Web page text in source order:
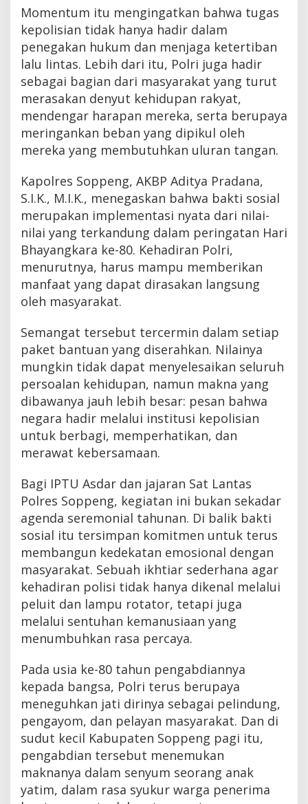
Momentum itu mengingatkan bahwa tugas
kepolisian tidak hanya hadir dalam
penegakan hukum dan menjaga ketertiban
lalu lintas. Lebih dari itu, Polri juga hadir
sebagai bagian dari masyarakat yang turut
merasakan denyut kehidupan rakyat,
mendengar harapan mereka, serta berupaya
meringankan beban yang dipikul oleh
mereka yang membutuhkan uluran tangan.
Kapolres Soppeng, AKBP Aditya Pradana,
S.I.K., M.I.K., menegaskan bahwa bakti sosial
merupakan implementasi nyata dari nilai-
nilai yang terkandung dalam peringatan Hari
Bhayangkara ke-80. Kehadiran Polri,
menurutnya, harus mampu memberikan
manfaat yang dapat dirasakan langsung
oleh masyarakat.
Semangat tersebut tercermin dalam setiap
paket bantuan yang diserahkan. Nilainya
mungkin tidak dapat menyelesaikan seluruh
persoalan kehidupan, namun makna yang
dibawanya jauh lebih besar: pesan bahwa
negara hadir melalui institusi kepolisian
untuk berbagi, memperhatikan, dan
merawat kebersamaan.
Bagi IPTU Asdar dan jajaran Sat Lantas
Polres Soppeng, kegiatan ini bukan sekadar
agenda seremonial tahunan. Di balik bakti
sosial itu tersimpan komitmen untuk terus
membangun kedekatan emosional dengan
masyarakat. Sebuah ikhtiar sederhana agar
kehadiran polisi tidak hanya dikenal melalui
peluit dan lampu rotator, tetapi juga
melalui sentuhan kemanusiaan yang
menumbuhkan rasa percaya.
Pada usia ke-80 tahun pengabdiannya
kepada bangsa, Polri terus berupaya
meneguhkan jati dirinya sebagai pelindung,
pengayom, dan pelayan masyarakat. Dan di
sudut kecil Kabupaten Soppeng pagi itu,
pengabdian tersebut menemukan
maknanya dalam senyum seorang anak
yatim, dalam rasa syukur warga penerima